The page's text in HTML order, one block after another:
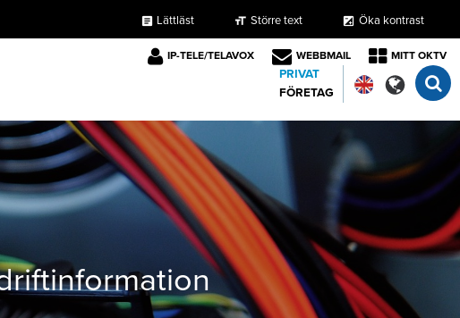
article Lättläst format_size Större text exposure Öka kontrast
IP-TELE/TELAVOX WEBBMAIL MITT OKTV
PRIVAT
FÖRETAG